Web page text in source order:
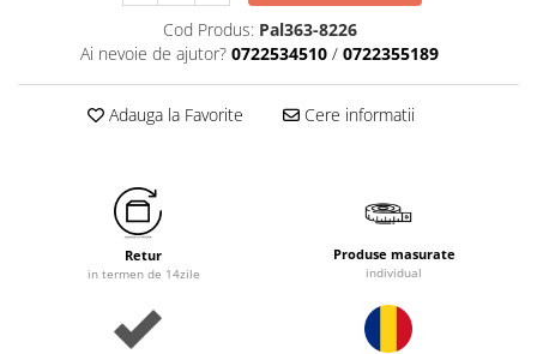
Cod Produs: Pal363-8226
Ai nevoie de ajutor? 0722534510 / 0722355189
Adauga la Favorite Cere informatii
Retur
in termen de 14zile
Produse masurate
individual